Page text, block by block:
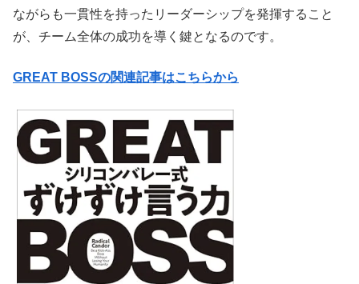
ながらも一貫性を持ったリーダーシップを発揮すること
が、チーム全体の成功を導く鍵となるのです。
GREAT BOSSの関連記事はこちらから